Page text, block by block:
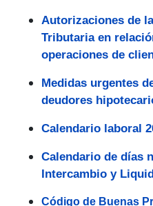
Autorizaciones de
Tributaria en
operaciones de
Medidas urgentes
deudores
Calendario laboral
Calendario de días
Intercambio y
Código de Buenas